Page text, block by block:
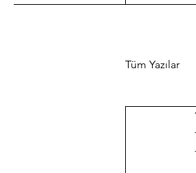
Tüm Yazılar
Ankara